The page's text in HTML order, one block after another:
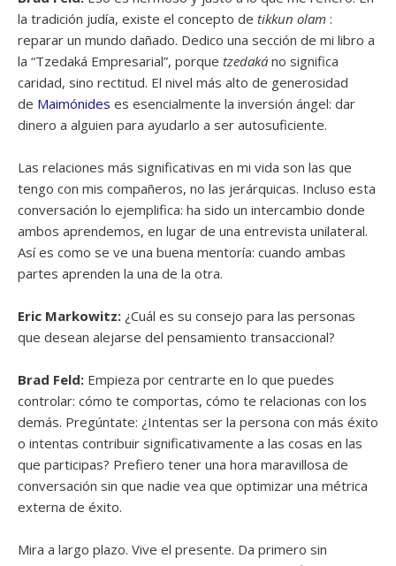
la tradición judía, existe el concepto de tikkun olam :
reparar un mundo dañado. Dedico una sección de mi libro a
la “Tzedaká Empresarial”, porque tzedaká no significa
caridad, sino rectitud. El nivel más alto de generosidad
de Maimónides es esencialmente la inversión ángel: dar
dinero a alguien para ayudarlo a ser autosuficiente.
Las relaciones más significativas en mi vida son las que
tengo con mis compañeros, no las jerárquicas. Incluso esta
conversación lo ejemplifica: ha sido un intercambio donde
ambos aprendemos, en lugar de una entrevista unilateral.
Así es como se ve una buena mentoría: cuando ambas
partes aprenden la una de la otra.
Eric Markowitz: ¿Cuál es su consejo para las personas
que desean alejarse del pensamiento transaccional?
Brad Feld: Empieza por centrarte en lo que puedes
controlar: cómo te comportas, cómo te relacionas con los
demás. Pregúntate: ¿Intentas ser la persona con más éxito
o intentas contribuir significativamente a las cosas en las
que participas? Prefiero tener una hora maravillosa de
conversación sin que nadie vea que optimizar una métrica
externa de éxito.
Mira a largo plazo. Vive el presente. Da primero sin